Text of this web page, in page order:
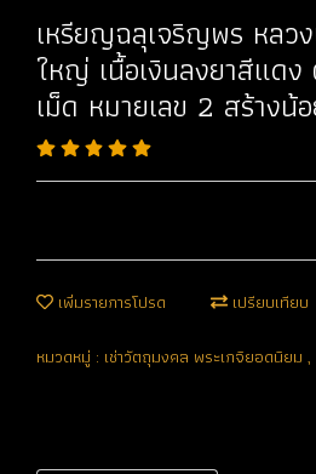
เหรียญฉลุเจริญพร หลว
ใหญ่ เนื้อเงินลงยาสีแด
เม็ด หมายเลข 2 สร้างน้
เพิ่มรายการโปรด เปรียบเทียบ
หมวดหมู่ : เช่าวัตถุมงคล พระเกจิยอดนิยม ,